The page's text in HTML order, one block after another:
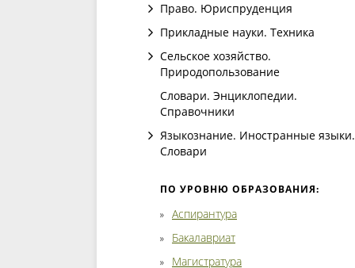
Право. Юриспруденция
Прикладные науки. Техника
Сельское хозяйство.
Природопользование
Словари. Энциклопедии.
Справочники
Языкознание. Иностранные языки.
Словари
ПО УРОВНЮ ОБРАЗОВАНИЯ:
Аспирантура
Бакалавриат
Магистратура